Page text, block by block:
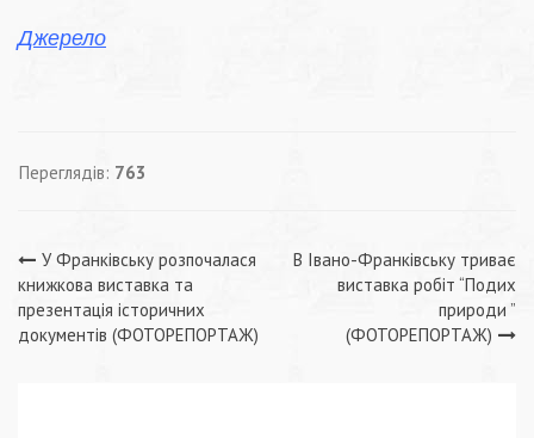
Джерело
Переглядів: 763
Навігація
записів
У Франківську розпочалася
книжкова виставка та
презентація історичних
документів (ФОТОРЕПОРТАЖ)
В Івано-Франківську триває
виставка робіт “Подих
природи ”
(ФОТОРЕПОРТАЖ)